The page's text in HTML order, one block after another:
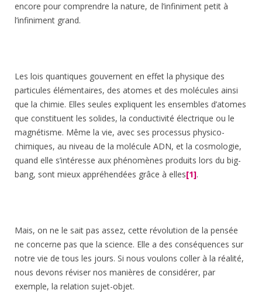
encore pour comprendre la nature, de l’infiniment petit à
l’infiniment grand.
Les lois quantiques gouvernent en effet la physique des
particules élémentaires, des atomes et des molécules ainsi
que la chimie. Elles seules expliquent les ensembles d’atomes
que constituent les solides, la conductivité électrique ou le
magnétisme. Même la vie, avec ses processus physico-
chimiques, au niveau de la molécule ADN, et la cosmologie,
quand elle s’intéresse aux phénomènes produits lors du big-
bang, sont mieux appréhendées grâce à elles[1].
Mais, on ne le sait pas assez, cette révolution de la pensée
ne concerne pas que la science. Elle a des conséquences sur
notre vie de tous les jours. Si nous voulons coller à la réalité,
nous devons réviser nos manières de considérer, par
exemple, la relation sujet-objet.